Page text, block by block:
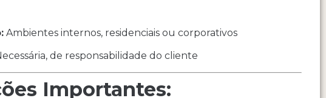
Ambientes internos, residenciais ou corporativos
de responsabilidade do cliente
Importantes: